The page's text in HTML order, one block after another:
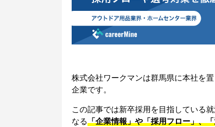
株式会社ワークマンは群馬県に本社を
企業です。
この記事では新卒採用を目指している
なる「企業情報」や「採用フロー」、